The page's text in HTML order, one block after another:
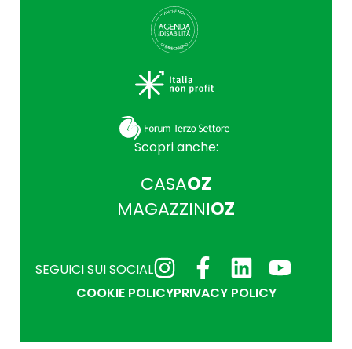
Scopri anche:
CASAOZ
MAGAZZINIOZ
SEGUICI SUI SOCIAL
COOKIE POLICYPRIVACY POLICY